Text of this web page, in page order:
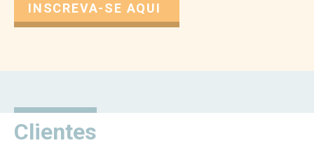
INSCREVA-SE AQUI
Nome
Clientes